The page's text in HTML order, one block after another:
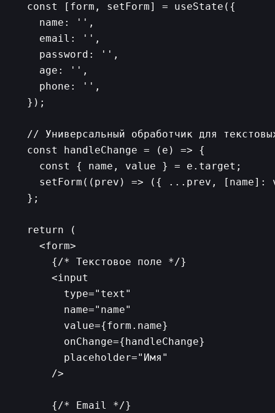
  const [form, setForm] = useState({
    name: '',
    email: '',
    password: '',
    age: '',
    phone: '',
  });
// Универсальный обработчик для
  const handleChange = (e) => {
    const { name, value } = e.target;
setForm((prev) => ({ ...prev, [name]:
  };
  return (
    <form>
      {/* Текстовое поле */}
      <input
        type="text"
        name="name"
        value={form.name}
        onChange={handleChange}
        placeholder="Имя"
      />
      {/* Email */}